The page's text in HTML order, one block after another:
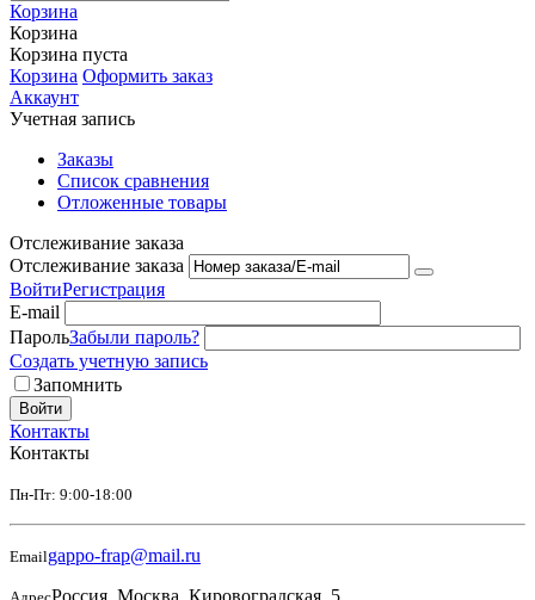
Корзина
Корзина
Корзина пуста
Корзина Оформить заказ
Аккаунт
Учетная запись
Заказы
Список сравнения
Отложенные товары
Отслеживание заказа
Отслеживание заказа
ВойтиРегистрация
E-mail
ПарольЗабыли пароль?
Создать учетную запись
Запомнить
Войти
Контакты
Контакты
Пн-Пт: 9:00-18:00
Emailgappo-frap@mail.ru